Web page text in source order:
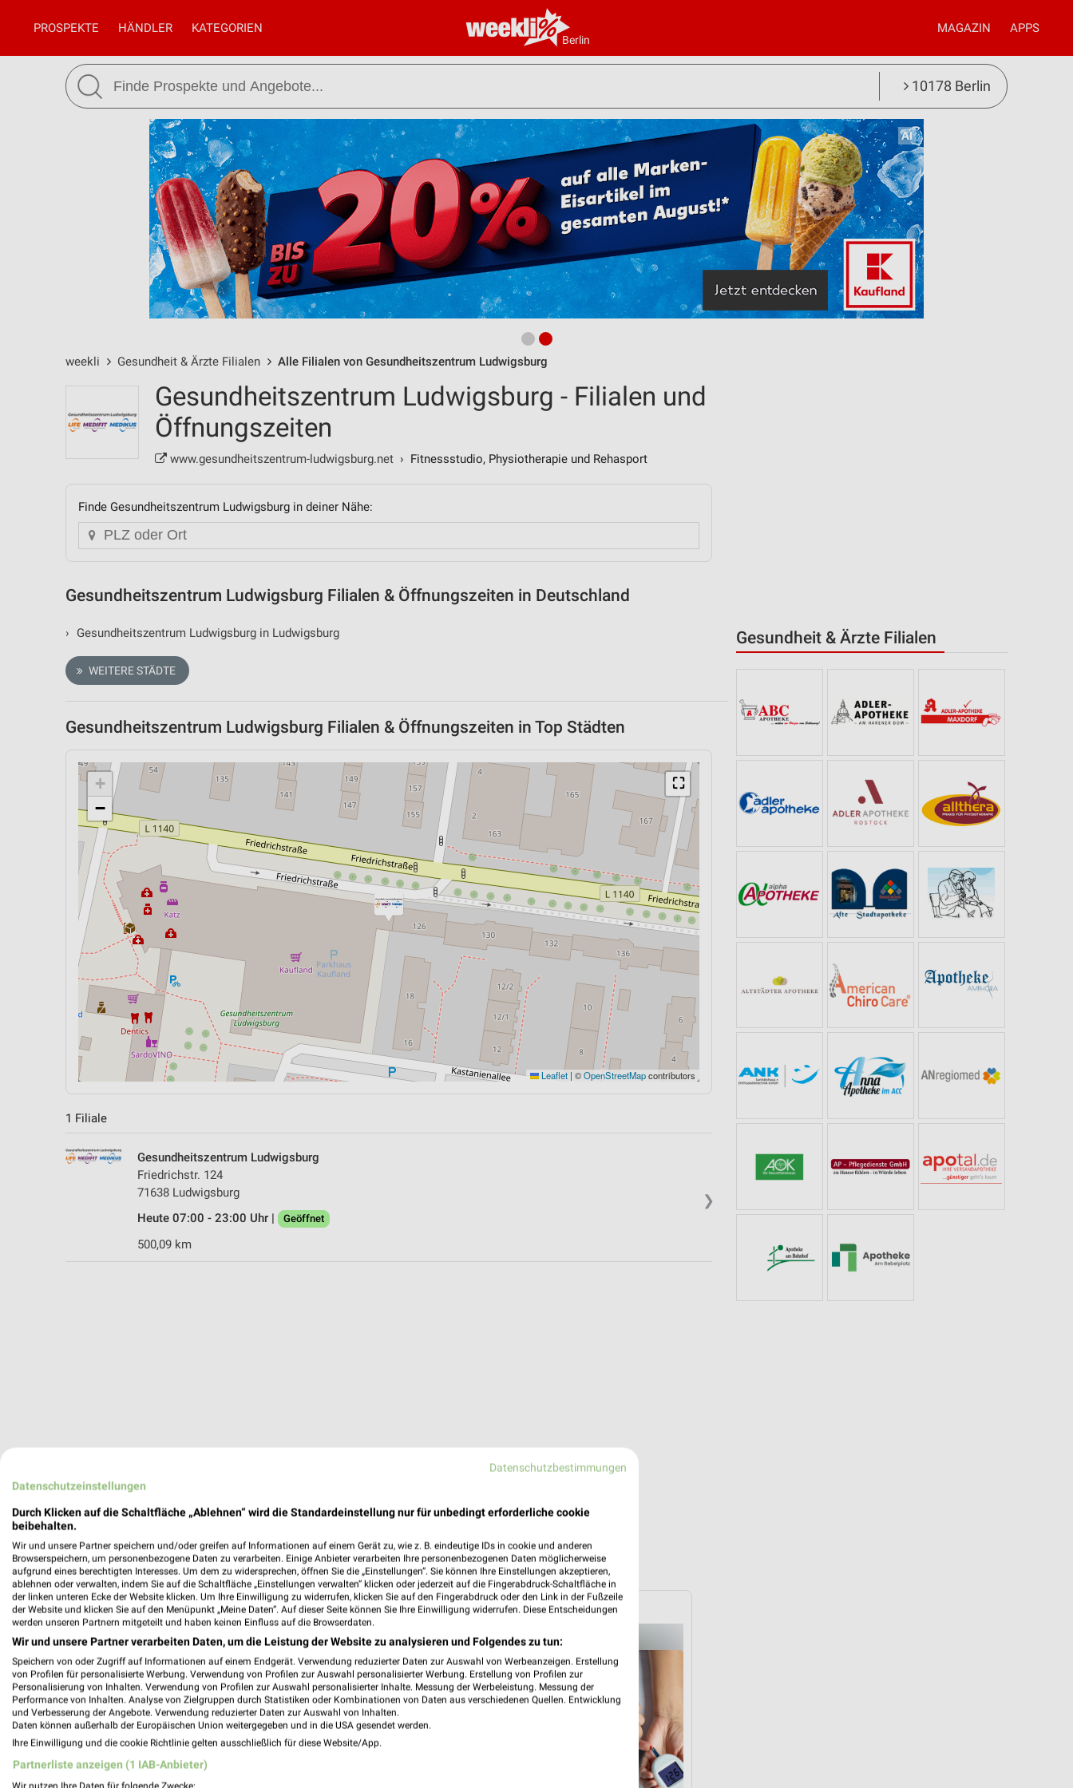
Berlin
PROSPEKTE HÄNDLER KATEGORIEN MAGAZIN APPS
10178 Berlin
weekli Gesundheit & Ärzte Filialen Alle Filialen von Gesundheitszentrum Ludwigsburg
Gesundheit & Ärzte Filialen
Gesundheitszentrum Ludwigsburg - Filialen und
Öffnungszeiten
www.gesundheitszentrum-ludwigsburg.net › Fitnessstudio, Physiotherapie und Rehasport
Finde Gesundheitszentrum Ludwigsburg in deiner Nähe:
Gesundheitszentrum Ludwigsburg Filialen & Öffnungszeiten in Deutschland
› Gesundheitszentrum Ludwigsburg in Ludwigsburg
WEITERE STÄDTE
Gesundheitszentrum Ludwigsburg Filialen & Öffnungszeiten in Top Städten
⛶
+
−
Leaflet | ©OpenStreetMapcontributors
1 Filiale
❯
Gesundheitszentrum Ludwigsburg
Friedrichstr. 124
71638 Ludwigsburg
Heute 07:00 - 23:00 Uhr |
Geöffnet
500,09 km
Gesundheit & Ärzte Angebote
3 Prospekte
DocMorris SANICARE SANICARE
Datenschutzbestimmungen
Datenschutzeinstellungen
Durch Klicken auf die Schaltfläche „Ablehnen“ wird die Standardeinstellung nur für unbedingt erforderliche cookie
beibehalten.
Wir und unsere Partner speichern und/oder greifen auf Informationen auf einem Gerät zu, wie z. B. eindeutige IDs in cookie und anderen
Browserspeichern, um personenbezogene Daten zu verarbeiten. Einige Anbieter verarbeiten Ihre personenbezogenen Daten möglicherweise
aufgrund eines berechtigten Interesses. Um dem zu widersprechen, öffnen Sie die „Einstellungen“. Sie können Ihre Einstellungen akzeptieren,
ablehnen oder verwalten, indem Sie auf die Schaltfläche „Einstellungen verwalten“ klicken oder jederzeit auf die Fingerabdruck-Schaltfläche in
der linken unteren Ecke der Website klicken. Um Ihre Einwilligung zu widerrufen, klicken Sie auf den Fingerabdruck oder den Link in der Fußzeile
der Website und klicken Sie auf den Menüpunkt „Meine Daten“. Auf dieser Seite können Sie Ihre Einwilligung widerrufen. Diese Entscheidungen
werden unseren Partnern mitgeteilt und haben keinen Einfluss auf die Browserdaten.
Wir und unsere Partner verarbeiten Daten, um die Leistung der Website zu analysieren und Folgendes zu tun:
Speichern von oder Zugriff auf Informationen auf einem Endgerät. Verwendung reduzierter Daten zur Auswahl von Werbeanzeigen. Erstellung
von Profilen für personalisierte Werbung. Verwendung von Profilen zur Auswahl personalisierter Werbung. Erstellung von Profilen zur
Personalisierung von Inhalten. Verwendung von Profilen zur Auswahl personalisierter Inhalte. Messung der Werbeleistung. Messung der
Performance von Inhalten. Analyse von Zielgruppen durch Statistiken oder Kombinationen von Daten aus verschiedenen Quellen. Entwicklung
und Verbesserung der Angebote. Verwendung reduzierter Daten zur Auswahl von Inhalten.
Daten können außerhalb der Europäischen Union weitergegeben und in die USA gesendet werden.
Ihre Einwilligung und die cookie Richtlinie gelten ausschließlich für diese Website/App.
Partnerliste anzeigen (1 IAB-Anbieter)
Wir nutzen Ihre Daten für folgende Zwecke: